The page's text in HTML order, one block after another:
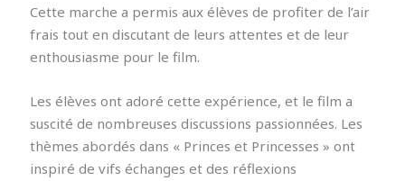
Cette marche a permis aux élèves de profiter de l’air
frais tout en discutant de leurs attentes et de leur
enthousiasme pour le film.
Les élèves ont adoré cette expérience, et le film a
suscité de nombreuses discussions passionnées. Les
thèmes abordés dans « Princes et Princesses » ont
inspiré de vifs échanges et des réflexions